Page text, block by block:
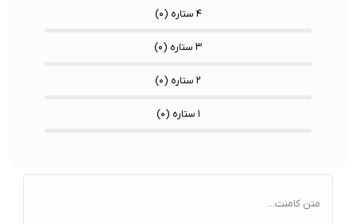
۴ ستاره ( ۰)
۳ ستاره ( ۰)
۲ ستاره ( ۰)
۱ ستاره ( ۰)
متن کامنت...